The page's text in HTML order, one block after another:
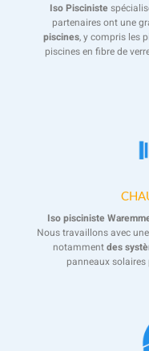
Iso Pisciniste
partenaires ont une
piscines, y compris les
piscines en fibre de
Iso pisciniste
Nous travaillons avec
notammentdes
panneaux solaires